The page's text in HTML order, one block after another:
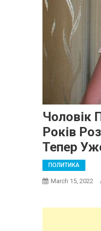
Чоловік
Років
Тепер
ПОЛИТИКА
March 15, 2022